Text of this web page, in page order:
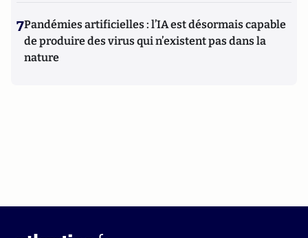
7Pandémies artificielles : l’IA est désormais capable
de produire des virus qui n’existent pas dans la
nature